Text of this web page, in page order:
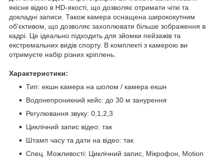
якісне відео в HD-якості, що дозволяє отримати чіткі та
докладні записи. Також камера оснащена ширококутним
об'єктивом, що дозволяє захоплювати більше зображення в
кадрі. Це ідеально підходить для зйомки пейзажів та
екстремальних видів спорту. В комплекті з камерою ви
отримуєте набір різних кріплень.
Характеристики:
Тип: екшн камера на шолом / камера екшн
Водонепроникний кейс: до 30 м занурення
Регулювання звуку: 0,1,2,3
Циклічний запис відео: так
Штамп часу та дати на відео: так
Спец. Можливості: Циклічний запис, Мікрофон, Motion